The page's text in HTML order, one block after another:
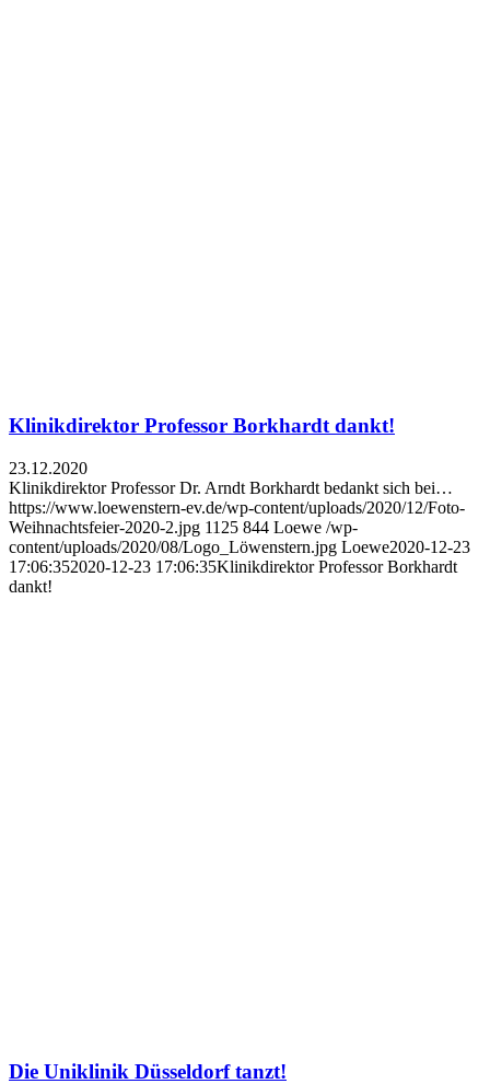
Klinikdirektor Professor Borkhardt dankt!
23.12.2020
Klinikdirektor Professor Dr. Arndt Borkhardt bedankt sich bei…
https://www.loewenstern-ev.de/wp-content/uploads/2020/12/Foto-
Weihnachtsfeier-2020-2.jpg 1125 844 Loewe /wp-
content/uploads/2020/08/Logo_Löwenstern.jpg Loewe2020-12-23
17:06:352020-12-23 17:06:35Klinikdirektor Professor Borkhardt
dankt!
Die Uniklinik Düsseldorf tanzt!